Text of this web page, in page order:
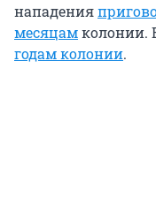
нападения
месяцамколонии.
годам колонии.